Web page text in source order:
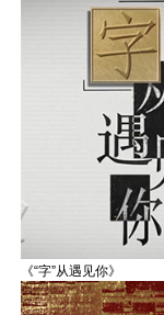
《“字”从遇见你》